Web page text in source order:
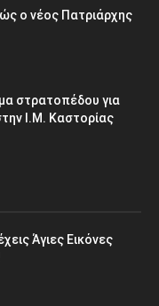
ο νέος Πατριάρχης
στρατοπέδου για
Ι.Μ. Καστορίας
Άγιες Εικόνες